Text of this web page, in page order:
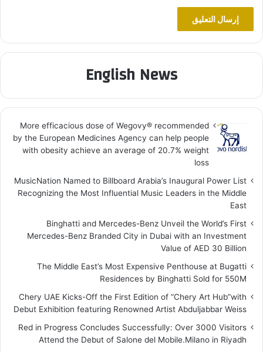
English News
More efficacious dose of Wegovy®️ recommended
by the European Medicines Agency can help people
with obesity achieve an average of 20.7% weight
loss
MusicNation Named to Billboard Arabia’s Inaugural Power List
Recognizing the Most Influential Music Leaders in the Middle
East
Binghatti and Mercedes-Benz Unveil the World’s First
Mercedes-Benz Branded City in Dubai with an Investment
Value of AED 30 Billion
The Middle East’s Most Expensive Penthouse at Bugatti
Residences by Binghatti Sold for 550M
Chery UAE Kicks-Off the First Edition of “Chery Art Hub”with
Debut Exhibition featuring Renowned Artist Abduljabbar Weiss
Red in Progress Concludes Successfully: Over 3000 Visitors
Attend the Debut of Salone del Mobile.Milano in Riyadh